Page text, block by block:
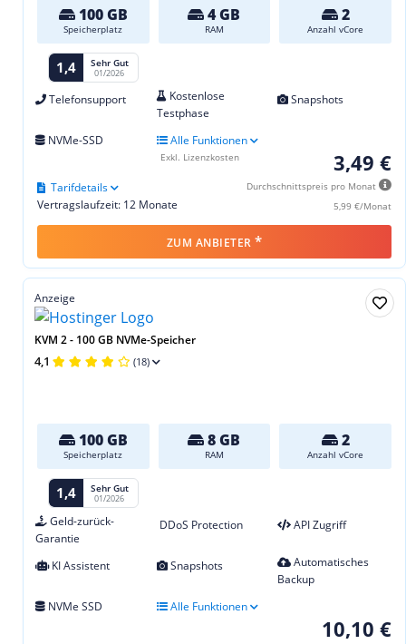
100 GB
Speicherplatz
4 GB
RAM
2
Anzahl vCore
1,4 Sehr Gut
01/2026
Telefonsupport
Kostenlose
Testphase
Snapshots
NVMe-SSD Alle Funktionen
3,49 €
Durchschnittspreis pro Monat
5,99 €/Monat
Vertragslaufzeit: 12 Monate
Tarifdetails
Exkl. Lizenzkosten
ZUM ANBIETER *
Anzeige
KVM 2 - 100 GB NVMe-Speicher
4,1 (18)
100 GB
Speicherplatz
8 GB
RAM
2
Anzahl vCore
1,4 Sehr Gut
01/2026
Geld-zurück-
Garantie
DDoS Protection API Zugriff
KI Assistent Snapshots
Automatisches
Backup
NVMe SSD
Alle Funktionen
10,10 €